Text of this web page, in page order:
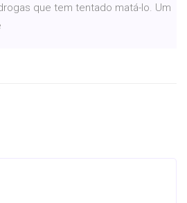
que tem tentado matá-lo. Um